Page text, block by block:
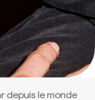
depuis le monde